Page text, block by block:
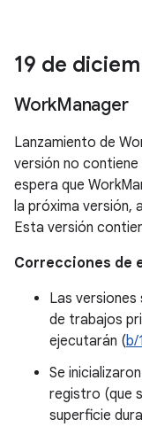
19 de
WorkManager
Lanzamiento de
versión no contiene
espera que
la próxima versión,
Esta versión
Correcciones de
Las
de trabajos
ejecutarán (b/
Se
registro (que
superficie